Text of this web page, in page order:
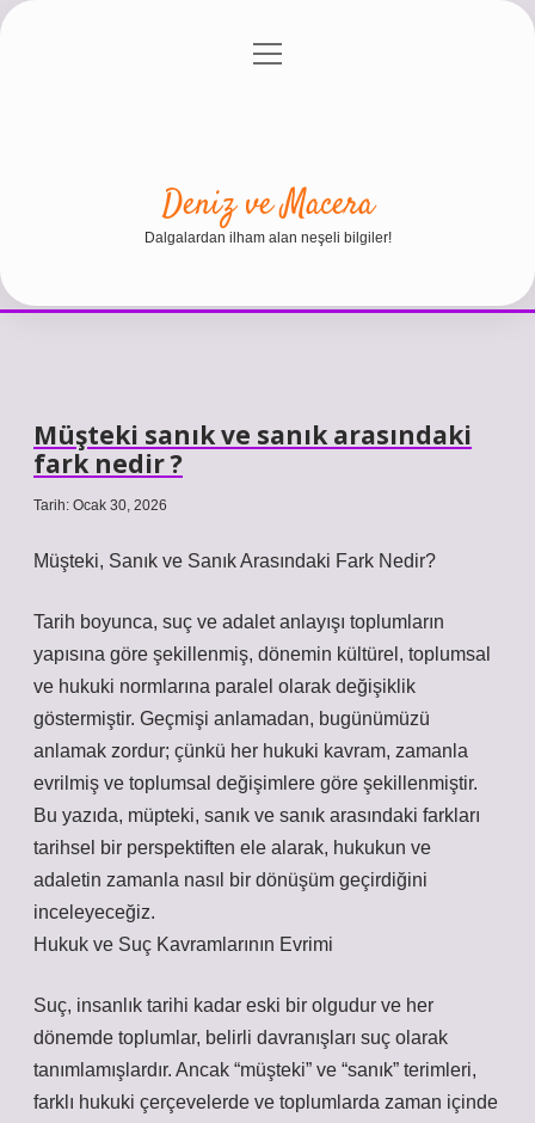
Gizlilik Politikası
menüyü
Deniz ve Macera
Dalgalardan ilham alan neşeli bilgiler!
Müşteki sanık ve sanık arasındaki
fark nedir ?
Tarih: Ocak 30, 2026
Müşteki, Sanık ve Sanık Arasındaki Fark Nedir?
Tarih boyunca, suç ve adalet anlayışı toplumların
yapısına göre şekillenmiş, dönemin kültürel, toplumsal
ve hukuki normlarına paralel olarak değişiklik
göstermiştir. Geçmişi anlamadan, bugünümüzü
anlamak zordur; çünkü her hukuki kavram, zamanla
evrilmiş ve toplumsal değişimlere göre şekillenmiştir.
Bu yazıda, müpteki, sanık ve sanık arasındaki farkları
tarihsel bir perspektiften ele alarak, hukukun ve
adaletin zamanla nasıl bir dönüşüm geçirdiğini
inceleyeceğiz.
Hukuk ve Suç Kavramlarının Evrimi
Suç, insanlık tarihi kadar eski bir olgudur ve her
dönemde toplumlar, belirli davranışları suç olarak
tanımlamışlardır. Ancak “müşteki” ve “sanık” terimleri,
farklı hukuki çerçevelerde ve toplumlarda zaman içinde